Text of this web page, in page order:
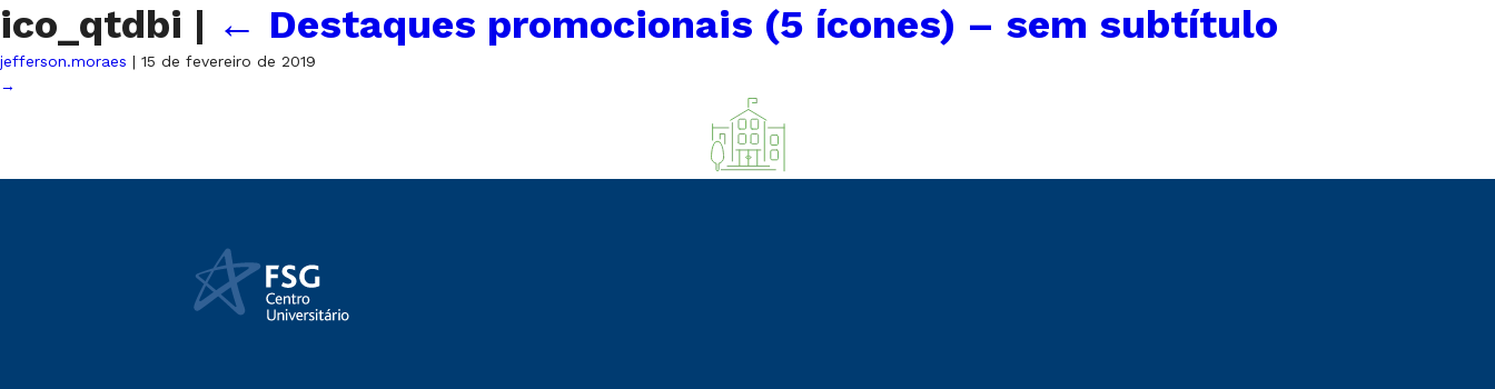
ico_qtdbi | ← Destaques promocionais (5 ícones) – sem subtítulo
jefferson.moraes | 15 de fevereiro de 2019
→